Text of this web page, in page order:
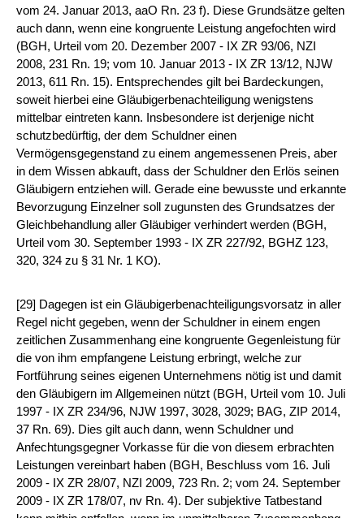
vom 24. Januar 2013, aaO Rn. 23 f). Diese Grundsätze gelten
auch dann, wenn eine kongruente Leistung angefochten wird
(BGH, Urteil vom 20. Dezember 2007 - IX ZR 93/06, NZI
2008, 231 Rn. 19; vom 10. Januar 2013 - IX ZR 13/12, NJW
2013, 611 Rn. 15). Entsprechendes gilt bei Bardeckungen,
soweit hierbei eine Gläubigerbenachteiligung wenigstens
mittelbar eintreten kann. Insbesondere ist derjenige nicht
schutzbedürftig, der dem Schuldner einen
Vermögensgegenstand zu einem angemessenen Preis, aber
in dem Wissen abkauft, dass der Schuldner den Erlös seinen
Gläubigern entziehen will. Gerade eine bewusste und erkannte
Bevorzugung Einzelner soll zugunsten des Grundsatzes der
Gleichbehandlung aller Gläubiger verhindert werden (BGH,
Urteil vom 30. September 1993 - IX ZR 227/92, BGHZ 123,
320, 324 zu § 31 Nr. 1 KO).
[29] Dagegen ist ein Gläubigerbenachteiligungsvorsatz in aller
Regel nicht gegeben, wenn der Schuldner in einem engen
zeitlichen Zusammenhang eine kongruente Gegenleistung für
die von ihm empfangene Leistung erbringt, welche zur
Fortführung seines eigenen Unternehmens nötig ist und damit
den Gläubigern im Allgemeinen nützt (BGH, Urteil vom 10. Juli
1997 - IX ZR 234/96, NJW 1997, 3028, 3029; BAG, ZIP 2014,
37 Rn. 69). Dies gilt auch dann, wenn Schuldner und
Anfechtungsgegner Vorkasse für die von diesem erbrachten
Leistungen vereinbart haben (BGH, Beschluss vom 16. Juli
2009 - IX ZR 28/07, NZI 2009, 723 Rn. 2; vom 24. September
2009 - IX ZR 178/07, nv Rn. 4). Der subjektive Tatbestand